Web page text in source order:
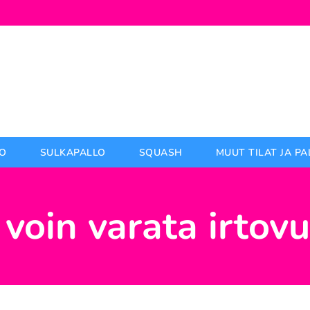
SULKAPALLO SQUASH MUUT TILAT JA
varata